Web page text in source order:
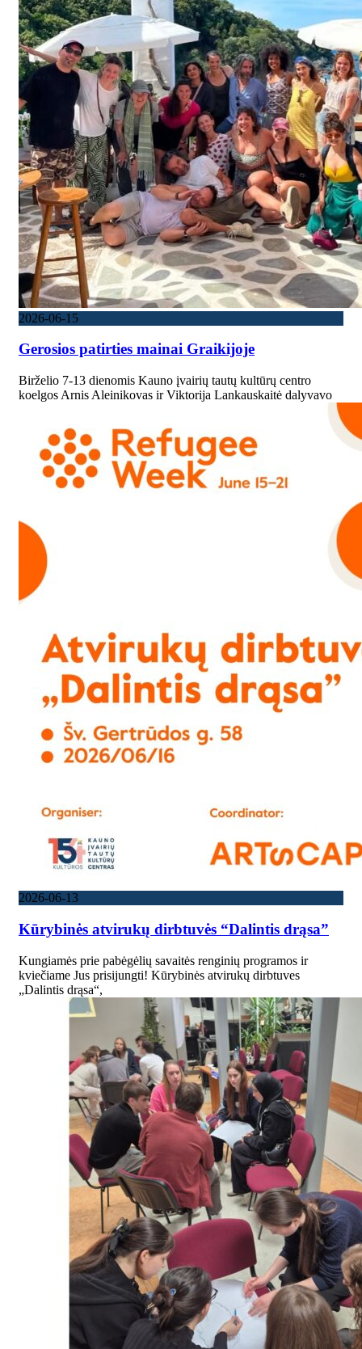
2026-06-15
Gerosios patirties mainai Graikijoje
Birželio 7-13 dienomis Kauno įvairių tautų kultūrų centro
koelgos Arnis Aleinikovas ir Viktorija Lankauskaitė dalyvavo
2026-06-13
Kūrybinės atvirukų dirbtuvės “Dalintis drąsa”
Kungiamės prie pabėgėlių savaitės renginių programos ir
kviečiame Jus prisijungti! Kūrybinės atvirukų dirbtuves
„Dalintis drąsa“,